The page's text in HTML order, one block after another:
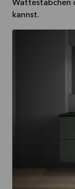
Wattestäbchen
kannst.